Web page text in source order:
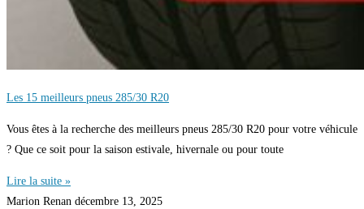
Les 15 meilleurs pneus 285/30 R20
Vous êtes à la recherche des meilleurs pneus 285/30 R20 pour votre véhicule
? Que ce soit pour la saison estivale, hivernale ou pour toute
Lire la suite »
Marion Renan décembre 13, 2025